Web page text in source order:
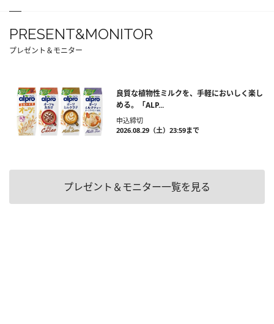
PRESENT&MONITOR
プレゼント＆モニター
良質な植物性ミルクを、手軽においしく楽し
める。「ALP...
申込締切
2026.08.29（土）23:59まで
プレゼント＆モニター一覧を見る